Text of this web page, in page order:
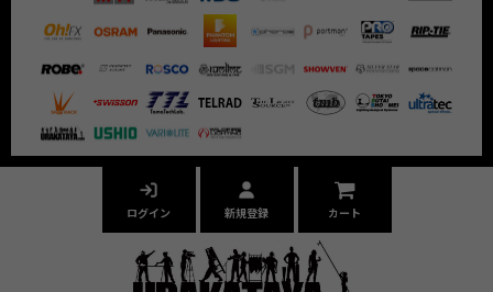
ログイン 新規登録 カート